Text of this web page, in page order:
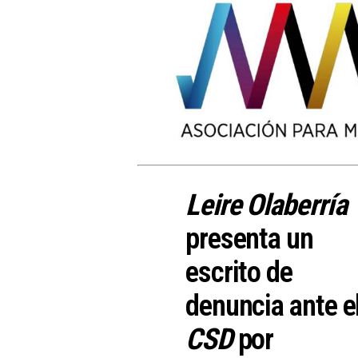
Leire Olaberría
presenta un
escrito de
denuncia ante
CSDpor